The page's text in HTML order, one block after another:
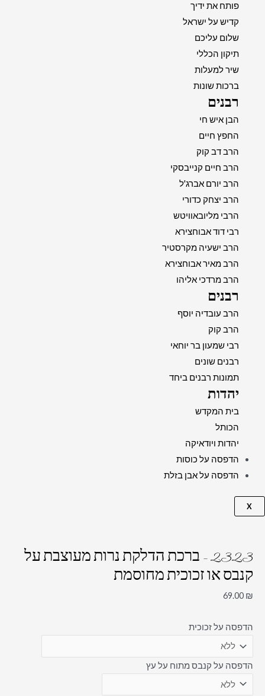
פותח את ידיך
קדיש על ישראל
שלום עליכם
תיקון הכללי
שיר למעלות
ברכות שונות
רבנים
הבן איש חי
החפץ חיים
הרב דב קוק
הרב חיים קנייבסקי
הרב יורם אברג'ל
הרב יצחק כדורי
הרבי מליובאוויטש
רבי דוד אבוחצירא
הרב ישעיה מקרסטיר
הרב מאיר אבוחצירא
הרב מרדכי אליהו
רבנים
הרב עובדיה יוסף
הרב קוק
רבי שמעון בר יוחאי
רבנים שונים
תמונות רבנים ביחד
יהדות
בית המקדש
הכותל
יהדות ויודאיקה
הדפסה על כוסות
הדפסה על אבן בזלת
X
2323 – ברכת הדלקת נרות מעוצבת על
קנבס או זכוכית מחוסמת
69.00 ₪
הדפסה על זכוכית
הדפסה על קנבס מתוח על עץ